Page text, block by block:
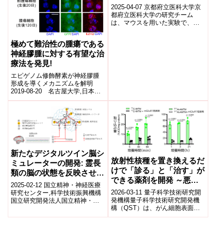
極めて難治性の腫瘍である
神経膠腫に対する有望な治
療法を発見!
エピゲノム修飾酵素が神経膠腫
形成を導くメカニズムを解明
2019-08-20 名古屋大学,日本医
療研究開発機構名古屋大学大学
院医学系研究科(研究科長・門松
⼀端か?〜
2025-04-07 京都府立医科大学​京
都府立医科大学の研究チーム
は、マウスを用いた実験で、喉
新たなデジタルツイン脳シ
ミュレーターの開発: 霊長
類の脳の状態を反映させた
シミュレーションの実現
2025-02-12 国立精神・神経医療
研究センター,科学技術振興機構
国立研究開発法人国立精神・神
橋雄太室長、出井勇人特任研
放射性核種を置き換えるだ
けで「診る」と「治す」が
できる薬剤を開発 ～悪性
黒色腫など幅広いがん種に
対する強力かつ安全な個別
化医療として期待～
2026-03-11 量子科学技術研究開
発機構量子科学技術研究開発機
構（QST）は、がん細胞表面に
多く発現する代謝型グルタミン